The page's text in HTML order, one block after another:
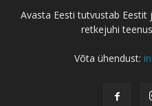
Avasta Eesti tutvustab
retkejuhi
Võta ühendust: